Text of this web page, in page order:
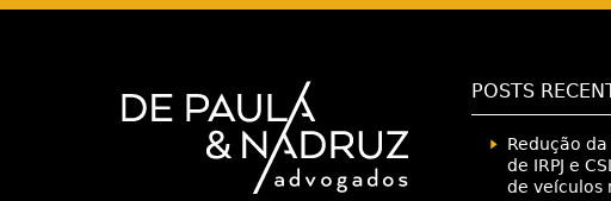
POSTS
Redução
de IRPJ e
de veículos